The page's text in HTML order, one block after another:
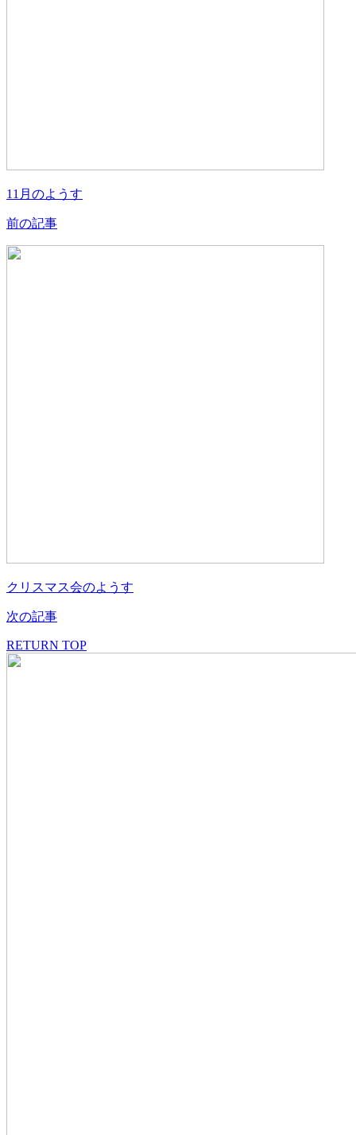
11月のようす
前の記事
クリスマス会のようす
次の記事
RETURN TOP